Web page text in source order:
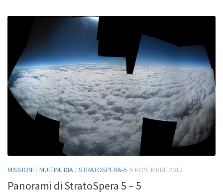
MISSIONI /MULTIMEDIA /STRATOSPERA-5 5 NOVEMBRE 2012
Panorami di StratoSpera 5 – 5